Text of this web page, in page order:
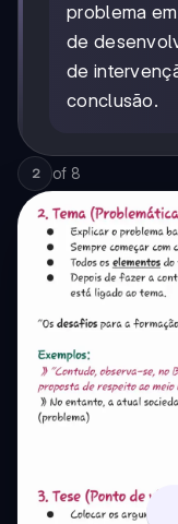
problema
de
de
conclusão.
2 of 8